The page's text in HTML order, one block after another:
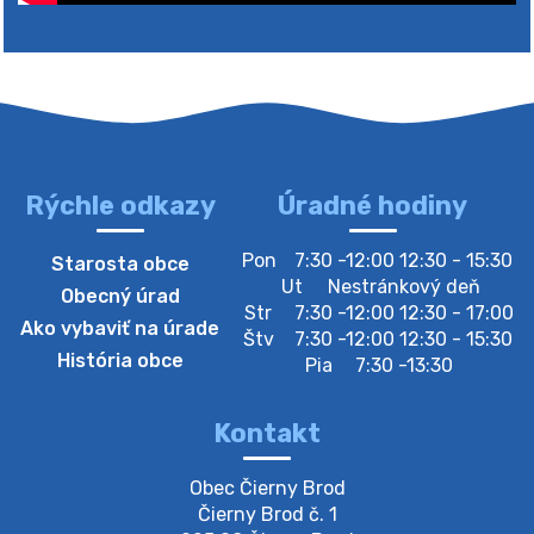
4. augusta 2026 10:05
Zberný dvor-Gyűjtőudvar
Oznamujeme obyvateľom, že v stredu 05. augusta
bude zberný dvor zatvorený. Értesítjük a lakosokat,
hogy szerdán augusztus 05-én a gyűjtőudvar zárva
lesz https://ciernybrod.sk?p=214…
Zber separovaného odpadu plastu-
Szeparált műanya…
Oznamujeme obyvateľom, že v stredu 05. augusta
Rýchle odkazy
Starosta obce
Obecný úrad
Ako vybaviť na úrade
História obce
Úradné hodiny
Pon
7:30 -12:00 12:30 - 15:30
Ut
Nestránkový deň
Str
7:30 -12:00 12:30 - 17:00
Štv
7:30 -12:00 12:30 - 15:30
Pia
7:30 -13:30
Kontakt
Obec Čierny Brod
Čierny Brod č. 1